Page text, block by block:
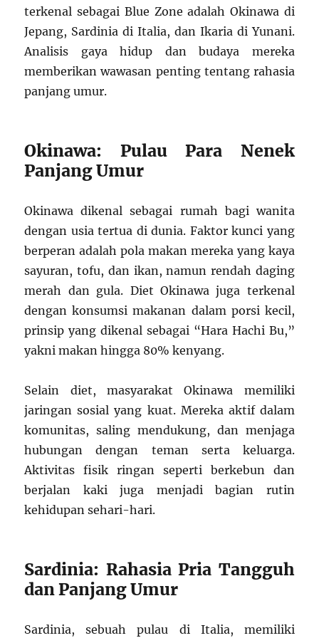
terkenal sebagai Blue Zone adalah Okinawa di
Jepang, Sardinia di Italia, dan Ikaria di Yunani.
Analisis gaya hidup dan budaya mereka
memberikan wawasan penting tentang rahasia
panjang umur.
Okinawa: Pulau Para Nenek
Panjang Umur
Okinawa dikenal sebagai rumah bagi wanita
dengan usia tertua di dunia. Faktor kunci yang
berperan adalah pola makan mereka yang kaya
sayuran, tofu, dan ikan, namun rendah daging
merah dan gula. Diet Okinawa juga terkenal
dengan konsumsi makanan dalam porsi kecil,
prinsip yang dikenal sebagai “Hara Hachi Bu,”
yakni makan hingga 80% kenyang.
Selain diet, masyarakat Okinawa memiliki
jaringan sosial yang kuat. Mereka aktif dalam
komunitas, saling mendukung, dan menjaga
hubungan dengan teman serta keluarga.
Aktivitas fisik ringan seperti berkebun dan
berjalan kaki juga menjadi bagian rutin
kehidupan sehari-hari.
Sardinia: Rahasia Pria Tangguh
dan Panjang Umur
Sardinia, sebuah pulau di Italia, memiliki